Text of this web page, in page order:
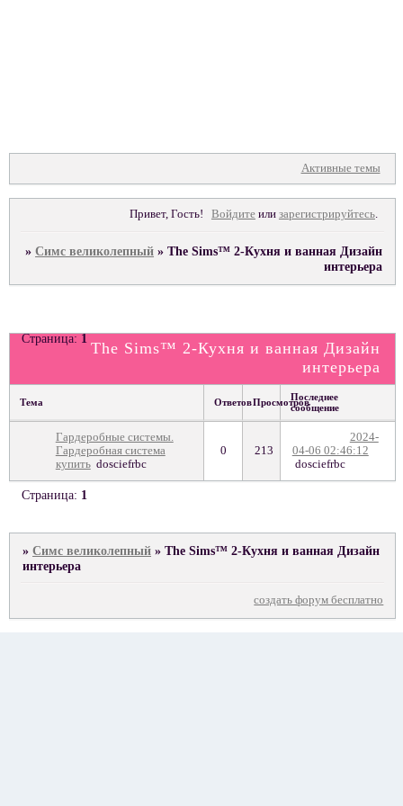
Активные темы
Привет, Гость! Войдитеили зарегистрируйтесь.
»Симс великолепный »The Sims™ 2-Кухня и ванная Дизайн
интерьера
The Sims™ 2-Кухня и ванная Дизайн
интерьера
Страница:1
Тема ОтветовПросмотровПоследнее
сообщение
Гардеробные системы.
Гардеробная система
купить dosciefrbc
0 213
2024-
04-06 02:46:12
dosciefrbc
Страница: 1
»Симс великолепный »The Sims™ 2-Кухня и ванная Дизайн
интерьера
создать форум бесплатно